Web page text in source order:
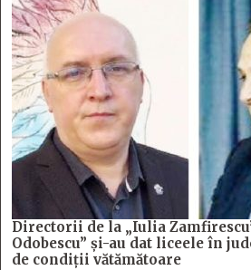
Directorii de la „Iulia
Odobescu” și-au dat liceele în
de condiții vătămătoare